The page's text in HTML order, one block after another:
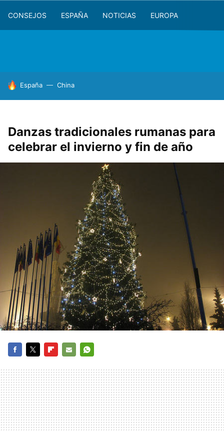
CONSEJOS ESPAÑA NOTICIAS EUROPA
HOY SE HABLA DE
España China
Danzas tradicionales rumanas para
celebrar el invierno y fin de año
MAIL